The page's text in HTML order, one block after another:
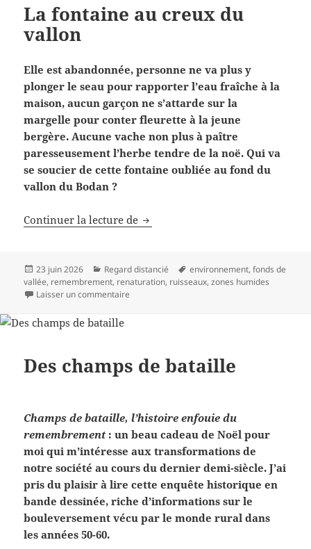
La fontaine au creux du
vallon
Elle est abandonnée, personne ne va plus y
plonger le seau pour rapporter l’eau fraîche à la
maison, aucun garçon ne s’attarde sur la
margelle pour conter fleurette à la jeune
bergère. Aucune vache non plus à paître
paresseusement l’herbe tendre de la noë. Qui va
se soucier de cette fontaine oubliée au fond du
vallon du Bodan ?
Continuer la lecture de La fontaine au creux du vallon
Publié
le
23 juin 2026 Catégories
Regard distancié
Mots-
clés
environnement,fonds de
vallée, remembrement, renaturation, ruisseaux,zones humides
Laisser un commentaire
Des champs de bataille
Champs de bataille, l’histoire enfouie du
remembrement: un beau cadeau de Noël pour
moi qui m’intéresse aux transformations de
notre société au cours du dernier demi-siècle. J’ai
pris du plaisir à lire cette enquête historique en
bande dessinée, riche d’informations sur le
bouleversement vécu par le monde rural dans
les années 50-60.